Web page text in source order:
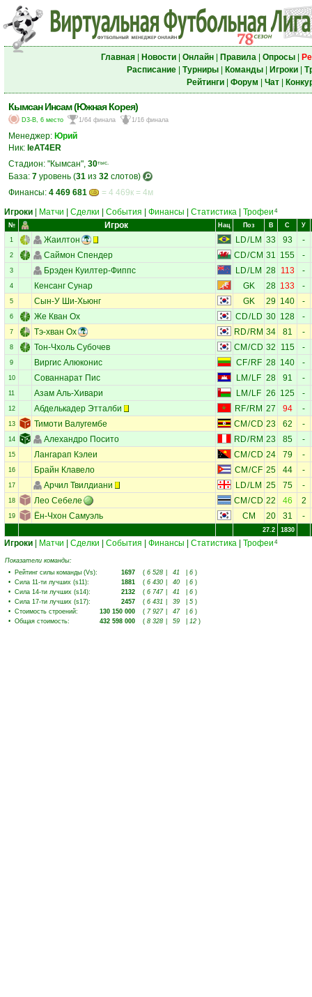
Главная| Новости| Онлайн| Правила| Опросы|
Расписание| Турниры| Команды| Игроки|
Рейтинги| Форум Чат|
Кымсан Инсам (Южная Корея)
D3-B, 6 место 1/64 финала 1/16 финала
Менеджер: Юрий
Ник: leAT4ER
Стадион: "Кымсан", 30тыс.
База: 7 уровень (31 из 32 слотов)
Финансы: 4 469 681
= 4 469к = 4м
Игроки
Матчи Сделки События Финансы Статистика Трофеи 4
№ Игрок Нац Поз В С У
1 Жаилтон LD/ LM 33 93 -
2 Саймон Спендер CD/CM 31 155 -
3 Брэден Куилтер-Фиппс LD/ LM 28 113 -
4 Кенсанг Сунар GK 28 133 -
5 Сын-У Ши-Хьюнг GK 29 140 -
6 Же Кван Ох CD/LD 30 128 -
7 Тэ-хван Ох RD/ RM 34 81 -
8 Тон-Чхоль Субочев CM /CD 32 115 -
9 Виргис Алюконис CF/RF 28 140 -
10 Сованнарат Пис LM / LF 28 91 -
11 Азам Аль-Хивари LM / LF 26 125 -
12 Абделькадер Этталби RF/ RM 27 94 -
13 Тимоти Валугембе CM /CD 23 62 -
14 Алехандро Посито RD/ RM 23 85 -
15 Лангарап Кэлеи CM /CD 24 79 -
16 Брайн Клавело CM /CF 25 44 -
17 Арчил Твилдиани LD/ LM 25 75 -
18 Лео Себеле CM /CD 22 46 2
19 Ён-Чхон Самуэль CM 20 31 -
27.2 1830
Игроки Матчи Сделки События Финансы Статистика Трофеи 4
Показатели команды:
• Рейтинг силы команды (Vs): 1697 ( 6 528 41 6 )
• Сила 11-ти лучших (s11): 1881 ( 6 430 40 6 )
• Сила 14-ти лучших (s14): 2132 ( 6 747 41 6 )
• Сила 17-ти лучших (s17): 2457 ( 6 431 39 5 )
• Стоимость строений: 130 150 000 ( 7 927 47 6 )
• Общая стоимость: 432 598 000 ( 8 328 59 12 )